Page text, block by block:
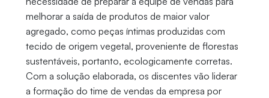
melhorar a saída de produtos de maior valor
agregado, como peças íntimas produzidas com
tecido de origem vegetal, proveniente de florestas
sustentáveis, portanto, ecologicamente corretas.
Com a solução elaborada, os discentes vão liderar
a formação do time de vendas da empresa por